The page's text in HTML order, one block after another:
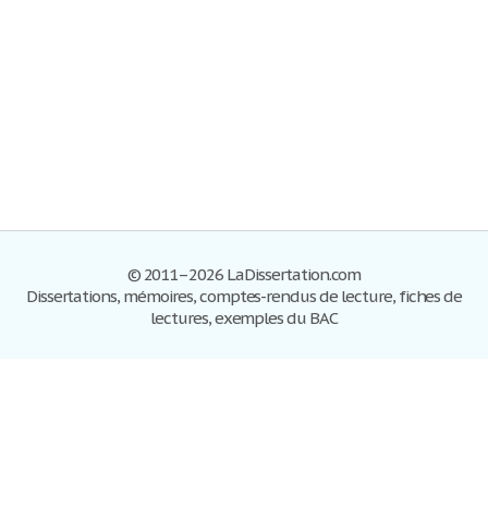
© 2011–2026 LaDissertation.com
Dissertations, mémoires, comptes-rendus de lecture, fiches de
lectures, exemples du BAC